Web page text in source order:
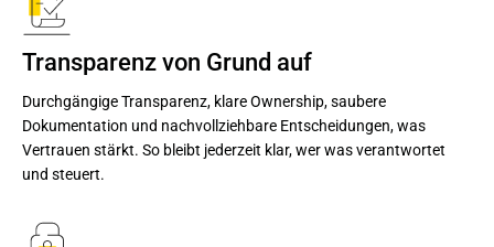
Transparenz von Grund auf
Durchgängige Transparenz, klare Ownership, saubere
Dokumentation und nachvollziehbare Entscheidungen, was
Vertrauen stärkt. So bleibt jederzeit klar, wer was verantwortet
und steuert.